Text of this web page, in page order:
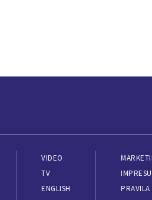
VIDEO
TV
ENGLISH
PRAVILA